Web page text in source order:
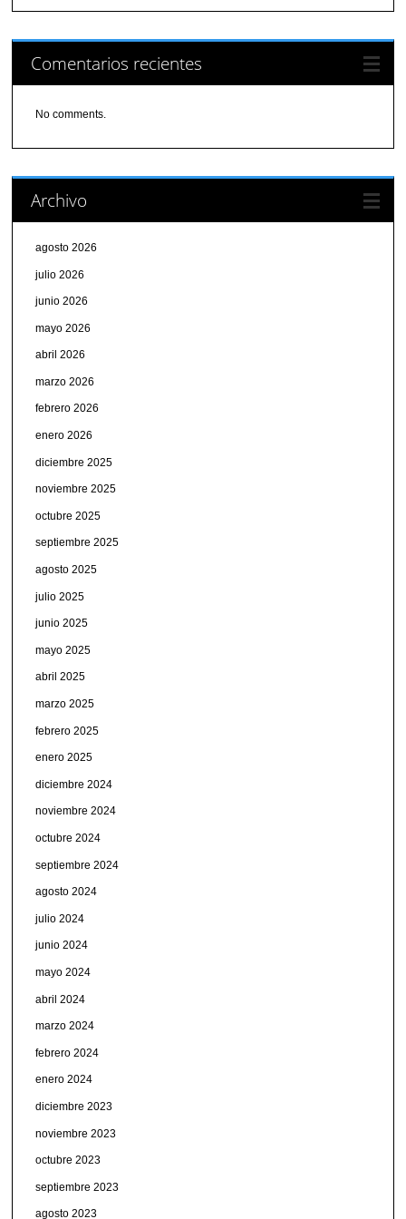
Comentarios recientes
No comments.
Archivo
agosto 2026
julio 2026
junio 2026
mayo 2026
abril 2026
marzo 2026
febrero 2026
enero 2026
diciembre 2025
noviembre 2025
octubre 2025
septiembre 2025
agosto 2025
julio 2025
junio 2025
mayo 2025
abril 2025
marzo 2025
febrero 2025
enero 2025
diciembre 2024
noviembre 2024
octubre 2024
septiembre 2024
agosto 2024
julio 2024
junio 2024
mayo 2024
abril 2024
marzo 2024
febrero 2024
enero 2024
diciembre 2023
noviembre 2023
octubre 2023
septiembre 2023
agosto 2023